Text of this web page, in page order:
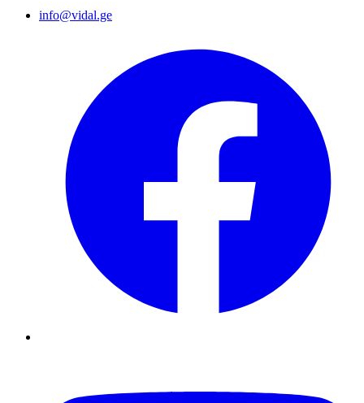
info@vidal.ge